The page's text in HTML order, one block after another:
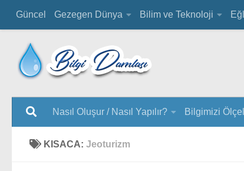
Güncel Gezegen Dünya Bilim ve Teknoloji
Nasıl Oluşur / Nasıl Yapılır? Bilgimizi
KISACA: Jeoturizm